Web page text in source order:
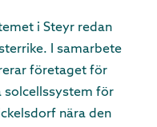
i Steyr redan
I samarbete
företaget för
solcellssystem för
nära den